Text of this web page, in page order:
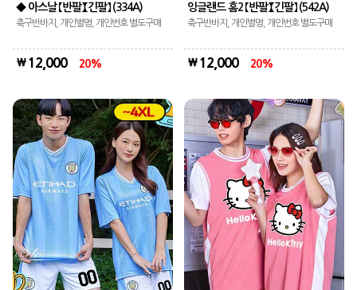
◆ 아스날 【반팔】【긴팔】 (334A)
축구반바지, 개인별명, 개인번호 별도구매
12,000 20
잉글랜드 홈2 【반팔】【긴팔】 (542A)
축구반바지, 개인별명, 개인번호 별도구매
12,000 20